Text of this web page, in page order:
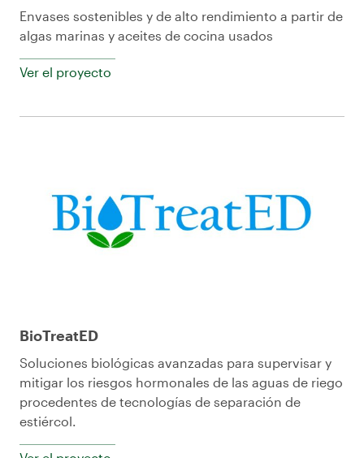
Envases sostenibles y de alto rendimiento a partir de
algas marinas y aceites de cocina usados
Ver el proyecto
BioTreatED
Soluciones biológicas avanzadas para supervisar y
mitigar los riesgos hormonales de las aguas de riego
procedentes de tecnologías de separación de
estiércol.